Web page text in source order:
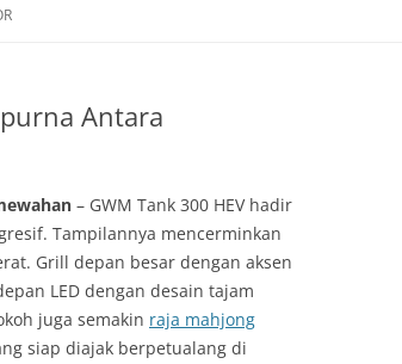
Antara
– GWM Tank 300 HEV hadir
Tampilannya mencerminkan
Grill depan besar dengan aksen
LED dengan desain tajam
juga semakin raja mahjong
siap diajak berpetualang di